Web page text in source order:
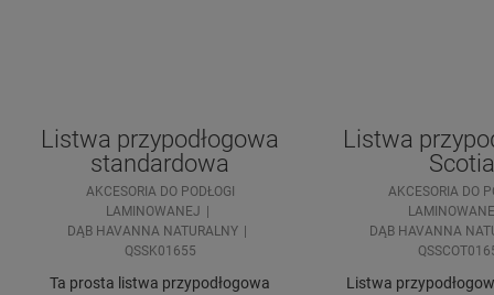
Listwa przypodłogowa
standardowa
AKCESORIA DO PODŁOGI
LAMINOWANEJ
DĄB HAVANNA NATURALNY
QSSK01655
Ta prosta listwa przypodłogowa
Listwa
Scotia
AKCESORIA DO
DĄB HAVANNA
Listwa